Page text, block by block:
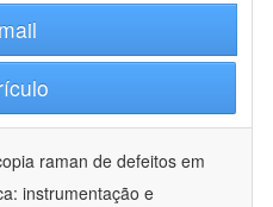
raman de defeitos em
instrumentação e